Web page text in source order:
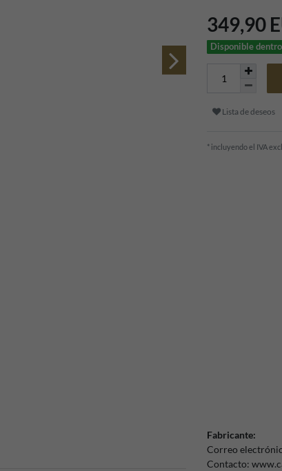
349,90
Disponible
Lista de deseos
* incluyendo el IVA
Fabricante:
Correo
Contacto: